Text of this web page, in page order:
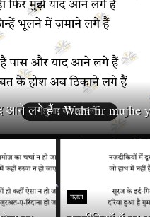
आने लगे हैं : Wahi fir mujhe
ग़ज़ल